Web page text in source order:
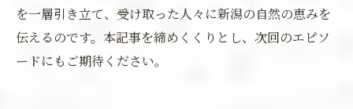
を一層引き立て、受け取った人々に新潟の自然の恵みを
伝えるのです。本記事を締めくくりとし、次回のエピソ
ードにもご期待ください。